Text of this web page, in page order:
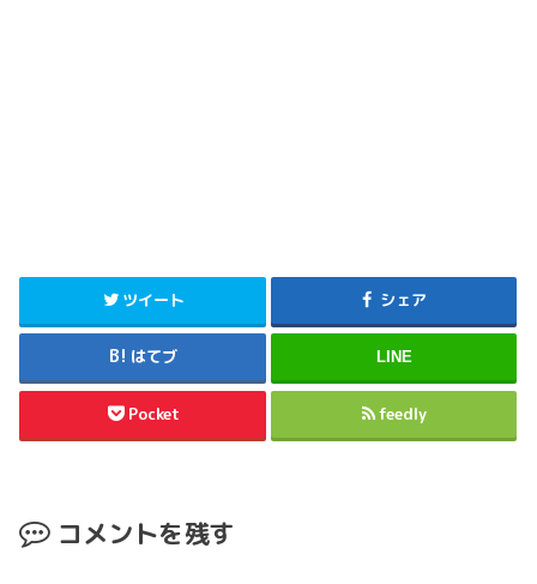
ツイート シェア
はてブ LINE
Pocket feedly
コメントを残す